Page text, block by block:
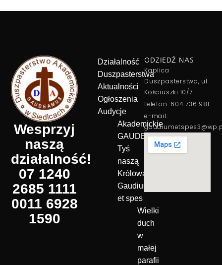
Wesprzyj
naszą
działalność!
07 1240
2685 1111
0011 6928
1590
Działalność
Duszpasterstwa
Aktualności
Ogłoszenia
Audycje
Akademickie
GAUDEAMUS
Tyś
naszą
Królową!
Gaudium
et spes
Wielki
duch
w
małej
parafii
ODZIEDŹ NAS
Kaplica
Duszpasterstwa, ul
Kościuszki 10/7
telefon: 604 736 981
e-mail: